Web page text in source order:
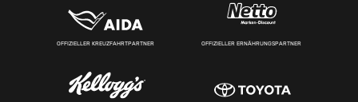
OFFIZIELLER KREUZFAHRTPARTNER OFFIZIELLER ERNÄHRUNGSPARTNER